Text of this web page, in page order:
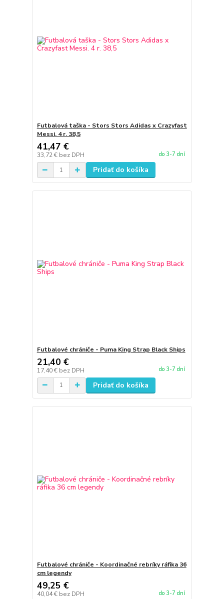
Futbalová taška - Stors Stors Adidas x Crazyfast
Messi. 4 r. 38,5
41,47 €
33,72 € bez DPH do 3-7 dní
Pridať do košíka
Futbalové chrániče - Puma King Strap Black Ships
21,40 €
17,40 € bez DPH do 3-7 dní
Pridať do košíka
Futbalové chrániče - Koordinačné rebríky ráfika 36
cm legendy
49,25 €
40,04 € bez DPH do 3-7 dní